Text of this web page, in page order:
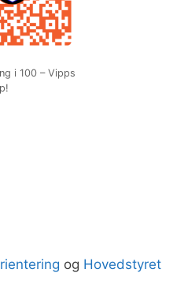
i 100 – Vipps
og Hovedstyret